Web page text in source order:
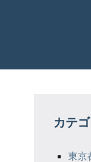
カテ
東京